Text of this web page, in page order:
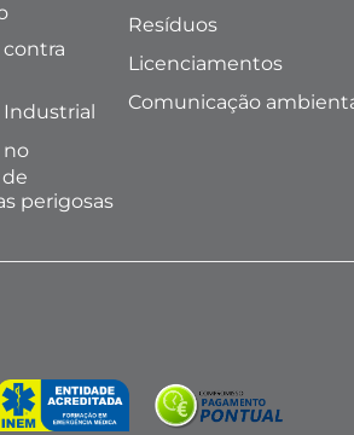
contra
Industrial
no
perigosas
Resíduos
Licenciamentos
Comunicação